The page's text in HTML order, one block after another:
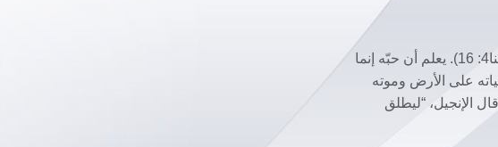
المسيحي يعلم أن حبّه من الله يأتي، لأن “الله محبة، فمن أقام في المحبة أقام في الله وأقام الله فيه” (1 يوحنا4: 16). يعلم أن حبّه إنما
على الأرض وموته
الإنجيل، “ليطلق